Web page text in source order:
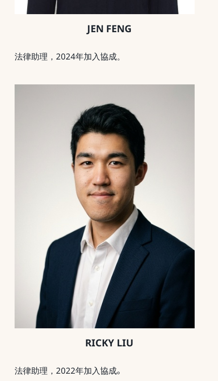
JEN FENG
法律助理，2024年加入協成。
RICKY LIU
法律助理，2022年加入協成。